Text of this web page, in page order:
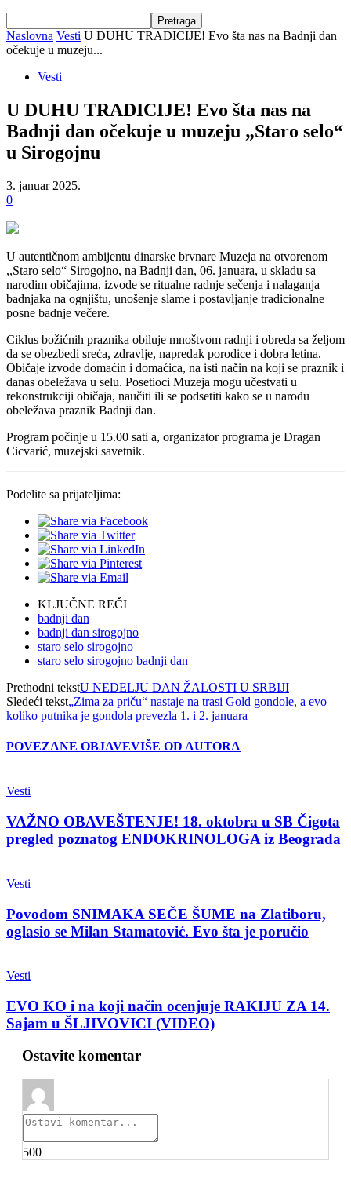
Naslovna Vesti U DUHU TRADICIJE! Evo šta nas na Badnji dan
očekuje u muzeju...
Vesti
U DUHU TRADICIJE! Evo šta nas na
Badnji dan očekuje u muzeju „Staro selo“
u Sirogojnu
3. januar 2025.
0
U autentičnom ambijentu dinarske brvnare Muzeja na otvorenom
,,Staro selo“ Sirogojno, na Badnji dan, 06. januara, u skladu sa
narodim običajima, izvode se ritualne radnje sečenja i nalaganja
badnjaka na ognjištu, unošenje slame i postavljanje tradicionalne
posne badnje večere.
Ciklus božićnih praznika obiluje mnoštvom radnji i obreda sa željom
da se obezbedi sreća, zdravlje, napredak porodice i dobra letina.
Običaje izvode domaćin i domaćica, na isti način na koji se praznik i
danas obeležava u selu. Posetioci Muzeja mogu učestvati u
rekonstrukciji običaja, naučiti ili se podsetiti kako se u narodu
obeležava praznik Badnji dan.
Program počinje u 15.00 sati a, organizator programa je Dragan
Cicvarić, muzejski savetnik.
Podelite sa prijateljima:
KLJUČNE REČI
badnji dan
badnji dan sirogojno
staro selo sirogojno
staro selo sirogojno badnji dan
Prethodni tekstU NEDELJU DAN ŽALOSTI U SRBIJI
Sledeći tekst„Zima za priču“ nastaje na trasi Gold gondole, a evo
koliko putnika je gondola prevezla 1. i 2. januara
POVEZANE OBJAVEVIŠE OD AUTORA
Vesti
VAŽNO OBAVEŠTENJE! 18. oktobra u SB Čigota
pregled poznatog ENDOKRINOLOGA iz Beograda
Vesti
Povodom SNIMAKA SEČE ŠUME na Zlatiboru,
oglasio se Milan Stamatović. Evo šta je poručio
Vesti
EVO KO i na koji način ocenjuje RAKIJU ZA 14.
Sajam u ŠLJIVOVICI (VIDEO)
Ostavite komentar
500